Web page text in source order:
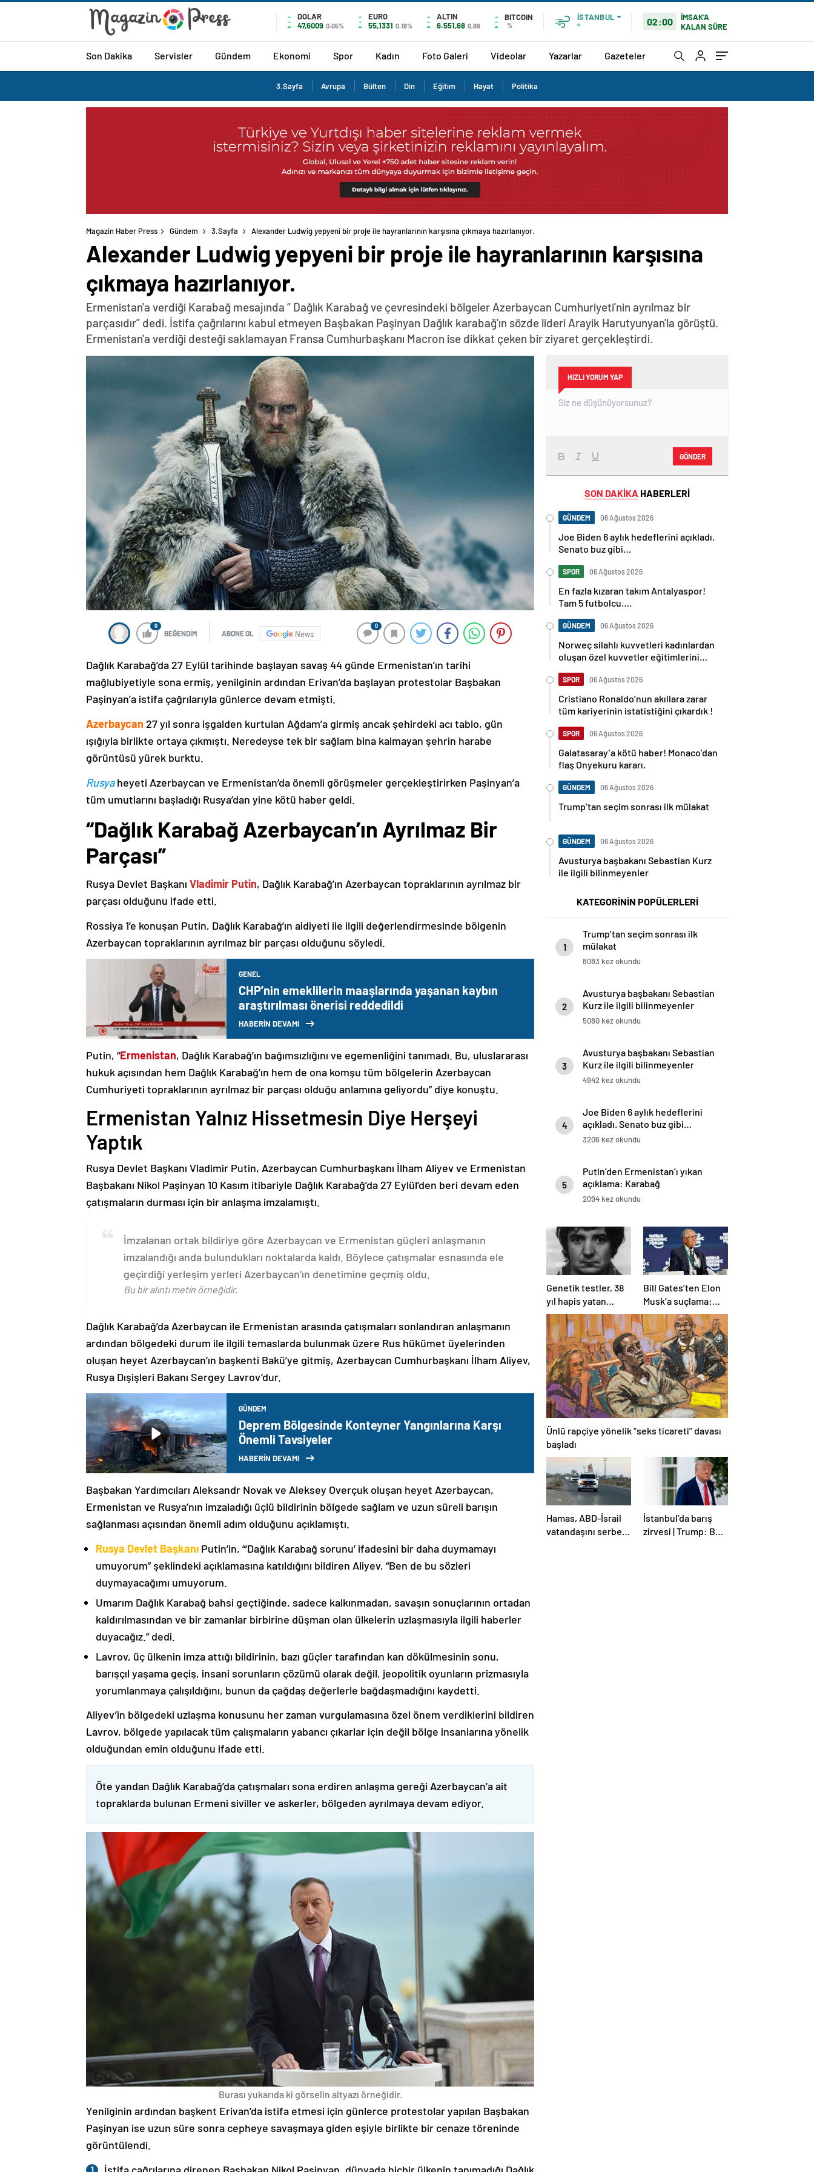
DOLAR
47,6009 0.05%
EURO
55,1331 0.18%
ALTIN
6.551,68 0,86
BITCOIN
%
İSTANBUL
°
02:00
İMSAK'A
KALAN SÜRE
Son Dakika Servisler Gündem Ekonomi Spor Kadın Foto Galeri Videolar Yazarlar Gazeteler
3.Sayfa Avrupa Bülten Din Eğitim Hayat Politika
Magazin Haber Press Gündem 3.Sayfa Alexander Ludwig yepyeni bir proje ile hayranlarının karşısına çıkmaya hazırlanıyor.
Alexander Ludwig yepyeni bir proje ile hayranlarının karşısına
çıkmaya hazırlanıyor.
Ermenistan'a verdiği Karabağ mesajında “ Dağlık Karabağ ve çevresindeki bölgeler Azerbaycan Cumhuriyeti'nin ayrılmaz bir
parçasıdır” dedi. İstifa çağrılarını kabul etmeyen Başbakan Paşinyan Dağlık karabağ'ın sözde lideri Arayik Harutyunyan'la görüştü.
Ermenistan'a verdiği desteği saklamayan Fransa Cumhurbaşkanı Macron ise dikkat çeken bir ziyaret gerçekleştirdi.
0
BEĞENDİM ABONE OL News
0
Dağlık Karabağ’da 27 Eylül tarihinde başlayan savaş 44 günde Ermenistan’ın tarihi
mağlubiyetiyle sona ermiş, yenilginin ardından Erivan’da başlayan protestolar Başbakan
Paşinyan’a istifa çağrılarıyla günlerce devam etmişti.
Azerbaycan 27 yıl sonra işgalden kurtulan Ağdam’a girmiş ancak şehirdeki acı tablo, gün
ışığıyla birlikte ortaya çıkmıştı. Neredeyse tek bir sağlam bina kalmayan şehrin harabe
görüntüsü yürek burktu.
Rusyaheyeti Azerbaycan ve Ermenistan’da önemli görüşmeler gerçekleştirirken Paşinyan’a
tüm umutlarını başladığı Rusya’dan yine kötü haber geldi.
“Dağlık Karabağ Azerbaycan’ın Ayrılmaz Bir
Parçası”
Rusya Devlet Başkanı Vladimir Putin, Dağlık Karabağ’ın Azerbaycan topraklarının ayrılmaz bir
parçası olduğunu ifade etti.
Rossiya 1’e konuşan Putin, Dağlık Karabağ’ın aidiyeti ile ilgili değerlendirmesinde bölgenin
Azerbaycan topraklarının ayrılmaz bir parçası olduğunu söyledi.
GENEL
CHP’nin emeklilerin maaşlarında yaşanan kaybın
araştırılması önerisi reddedildi
HABERİN DEVAMI
Putin, “Ermenistan, Dağlık Karabağ’ın bağımsızlığını ve egemenliğini tanımadı. Bu, uluslararası
hukuk açısından hem Dağlık Karabağ’ın hem de ona komşu tüm bölgelerin Azerbaycan
Cumhuriyeti topraklarının ayrılmaz bir parçası olduğu anlamına geliyordu” diye konuştu.
Ermenistan Yalnız Hissetmesin Diye Herşeyi
Yaptık
Rusya Devlet Başkanı Vladimir Putin, Azerbaycan Cumhurbaşkanı İlham Aliyev ve Ermenistan
Başbakanı Nikol Paşinyan 10 Kasım itibariyle Dağlık Karabağ’da 27 Eylül’den beri devam eden
çatışmaların durması için bir anlaşma imzalamıştı.
İmzalanan ortak bildiriye göre Azerbaycan ve Ermenistan güçleri anlaşmanın
imzalandığı anda bulundukları noktalarda kaldı. Böylece çatışmalar esnasında ele
geçirdiği yerleşim yerleri Azerbaycan’ın denetimine geçmiş oldu.
Bu bir alıntı metin örneğidir.
Dağlık Karabağ’da Azerbaycan ile Ermenistan arasında çatışmaları sonlandıran anlaşmanın
ardından bölgedeki durum ile ilgili temaslarda bulunmak üzere Rus hükümet üyelerinden
oluşan heyet Azerbaycan’ın başkenti Bakü’ye gitmiş, Azerbaycan Cumhurbaşkanı İlham Aliyev,
Rusya Dışişleri Bakanı Sergey Lavrov’dur.
GÜNDEM
Deprem Bölgesinde Konteyner Yangınlarına Karşı
Önemli Tavsiyeler
HABERİN DEVAMI
Başbakan Yardımcıları Aleksandr Novak ve Aleksey Overçuk oluşan heyet Azerbaycan,
Ermenistan ve Rusya’nın imzaladığı üçlü bildirinin bölgede sağlam ve uzun süreli barışın
sağlanması açısından önemli adım olduğunu açıklamıştı.
Rusya Devlet Başkanı Putin’in, “‘Dağlık Karabağ sorunu’ ifadesini bir daha duymamayı
umuyorum” şeklindeki açıklamasına katıldığını bildiren Aliyev, “Ben de bu sözleri
duymayacağımı umuyorum.
Umarım Dağlık Karabağ bahsi geçtiğinde, sadece kalkınmadan, savaşın sonuçlarının ortadan
kaldırılmasından ve bir zamanlar birbirine düşman olan ülkelerin uzlaşmasıyla ilgili haberler
duyacağız.” dedi.
Lavrov, üç ülkenin imza attığı bildirinin, bazı güçler tarafından kan dökülmesinin sonu,
barışçıl yaşama geçiş, insani sorunların çözümü olarak değil, jeopolitik oyunların prizmasıyla
yorumlanmaya çalışıldığını, bunun da çağdaş değerlerle bağdaşmadığını kaydetti.
Aliyev’in bölgedeki uzlaşma konusunu her zaman vurgulamasına özel önem verdiklerini bildiren
Lavrov, bölgede yapılacak tüm çalışmaların yabancı çıkarlar için değil bölge insanlarına yönelik
olduğundan emin olduğunu ifade etti.
Öte yandan Dağlık Karabağ’da çatışmaları sona erdiren anlaşma gereği Azerbaycan’a ait
topraklarda bulunan Ermeni siviller ve askerler, bölgeden ayrılmaya devam ediyor.
Burası yukarıda ki görselin altyazı örneğidir.
Yenilginin ardından başkent Erivan’da istifa etmesi için günlerce protestolar yapılan Başbakan
Paşinyan ise uzun süre sonra cepheye savaşmaya giden eşiyle birlikte bir cenaze töreninde
görüntülendi.
HIZLI YORUM YAP
GÖNDER
SON DAKİKA HABERLERİ
GÜNDEM 06 Ağustos 2026
Joe Biden 6 aylık hedeflerini açıkladı.
Senato buz gibi…
SPOR 06 Ağustos 2026
En fazla kızaran takım Antalyaspor!
Tam 5 futbolcu….
GÜNDEM 06 Ağustos 2026
Norweç silahlı kuvvetleri kadınlardan
oluşan özel kuvvetler eğitimlerini
SPOR 06 Ağustos 2026
Cristiano Ronaldo’nun akıllara zarar
tüm kariyerinin istatistiğini çıkardık !
SPOR 06 Ağustos 2026
Galatasaray’a kötü haber! Monaco’dan
flaş Onyekuru kararı.
GÜNDEM 06 Ağustos 2026
Trump’tan seçim sonrası ilk mülakat
GÜNDEM 06 Ağustos 2026
Avusturya başbakanı Sebastian Kurz
ile ilgili bilinmeyenler
KATEGORİNİN POPÜLERLERİ
1
Trump’tan seçim sonrası ilk
mülakat
8083 kez okundu
2
Avusturya başbakanı Sebastian
Kurz ile ilgili bilinmeyenler
5080 kez okundu
3
Avusturya başbakanı Sebastian
Kurz ile ilgili bilinmeyenler
4942 kez okundu
4
Joe Biden 6 aylık hedeflerini
açıkladı. Senato buz gibi…
3206 kez okundu
5
Putin’den Ermenistan’ı yıkan
açıklama: Karabağ
Azerbaycan’ın ayrılmaz bir
2094 kez okundu
Genetik testler, 38
yıl hapis yatan
adamın suçsuz
olduğunu ortaya
çıkardı
Bill Gates’ten Elon
Musk’a suçlama:
“Fakir çocukları
öldürdü”
Ünlü rapçiye yönelik “seks ticareti” davası
başladı
Hamas, ABD-İsrail
vatandaşını serbest
İstanbul’da barış
zirvesi | Trump: Ben